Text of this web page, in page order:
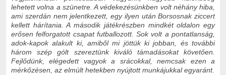
lehetett volna a szünetre. A védekezésünkben volt néhány hiba,
ami szerdán nem jelentkezett, egy ilyen után Borsosnak ziccert
kellett hárítania. A második játékrészben mindkét oldalon egy
erősen felforgatott csapat futballozott. Sok volt a pontatlanság,
adok-kapok alakult ki, amiből mi jöttük ki jobban, és további
három szép gólt szereztünk kiváló támadásokat követően.
Fejlődünk, elégedett vagyok a srácokkal, nemcsak ezen a
mérkőzésen, az elmúlt hetekben nyújtott munkájukkal egyaránt.